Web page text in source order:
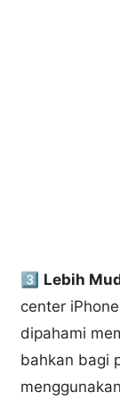
3️⃣ Lebih
center
dipahami
bahkan bagi